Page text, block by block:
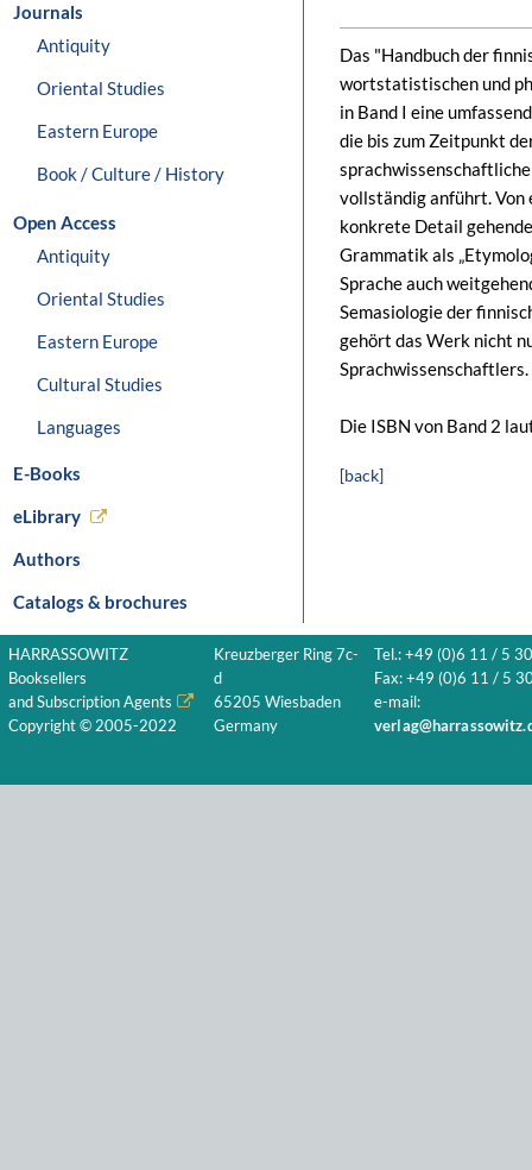
Journals
Antiquity
Oriental Studies
Eastern Europe
Book / Culture / History
Open Access
Antiquity
Oriental Studies
Eastern Europe
Cultural Studies
Languages
E-Books
eLibrary
Authors
Catalogs & brochures
Das "Handbuch der
wortstatistischen und
in Band I eine
die bis zum Zeitpunkt
vollständig anführt. Von
konkrete Detail
Grammatik als
Sprache auch
Semasiologie der
gehört das Werk nicht
Sprachwissenschaftlers.
Die ISBN von Band 2
[back]
HARRASSOWITZ
Booksellers
and Subscription Agents
Copyright © 2005-2022
Kreuzberger Ring 7c-
d
65205 Wiesbaden
Germany
Tel.: +49 (0)6 11 / 5
Fax: +49 (0)6 11 / 5
e-mail: